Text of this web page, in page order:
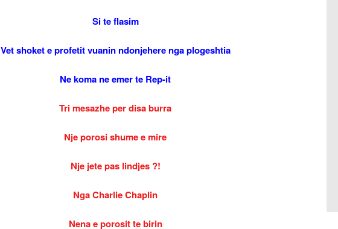
Si te flasim
Vet shoket e profetit vuanin ndonjehere nga plogeshtia
Ne koma ne emer te Rep-it
Tri mesazhe per disa burra
Nje porosi shume e mire
Nje jete pas lindjes ?!
Nga Charlie Chaplin
Nena e porosit te birin